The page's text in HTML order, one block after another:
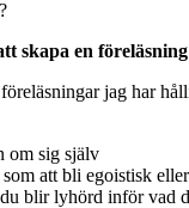
skapa en
jag har
om sig själv
att bli egoistisk
blir lyhörd inför vad